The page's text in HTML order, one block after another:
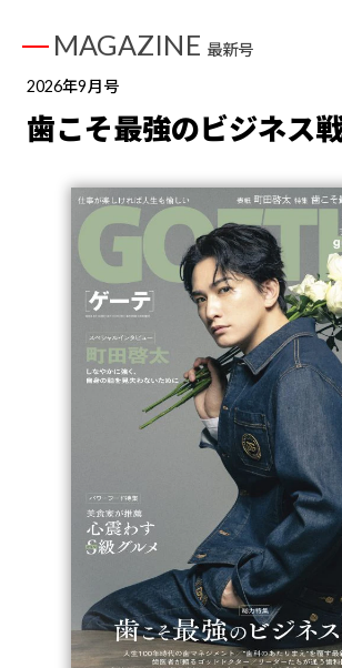
MAGAZINE 最新号
2026年9月号
歯こそ最強のビジネス